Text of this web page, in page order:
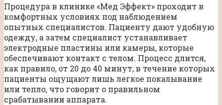
Процедура в клинике «Мед Эффект» проходит в
комфортных условиях под наблюдением
опытных специалистов. Пациенту дают удобную
одежду, а затем специалист устанавливает
электродные пластины или камеры, которые
обеспечивают контакт с телом. Процесс длится,
как правило, от 20 до 40 минут, в течение которых
пациенты ощущают лишь легкое покалывание
или тепло, что говорит о правильном
срабатывании аппарата.